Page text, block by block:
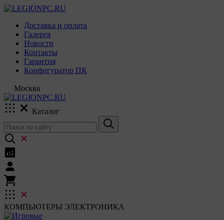
Доставка и оплата
Галерея
Новости
Контакты
Гарантия
Конфигуратор ПК
Москва
Каталог
КОМПЬЮТЕРЫ ЭЛЕКТРОНИКА